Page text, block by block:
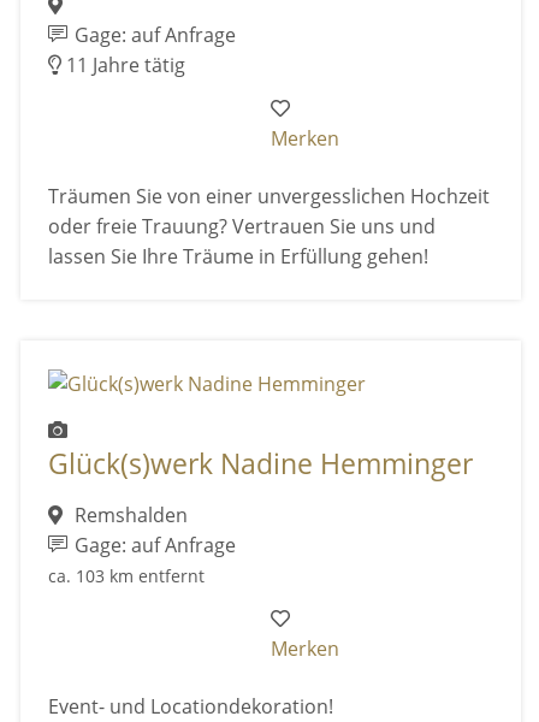
Gage: auf Anfrage
11 Jahre tätig
Merken
Träumen Sie von einer unvergesslichen Hochzeit
oder freie Trauung? Vertrauen Sie uns und
lassen Sie Ihre Träume in Erfüllung gehen!
Glück(s)werk Nadine Hemminger
Remshalden
Gage: auf Anfrage
ca. 103 km entfernt
Merken
Event- und Locationdekoration!